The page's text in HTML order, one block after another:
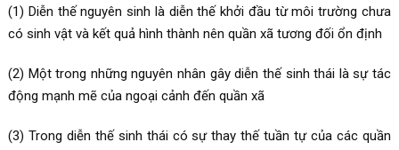
(1) Diễn thế nguyên sinh là diễn thế khởi đầu từ môi trường chưa
có sinh vật và kết quả hình thành nên quần xã tương đối ổn định
(2) Một trong những nguyên nhân gây diễn thế sinh thái là sự tác
động mạnh mẽ của ngoại cảnh đến quần xã
(3) Trong diễn thế sinh thái có sự thay thế tuần tự của các quần